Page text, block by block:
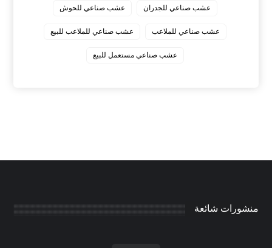
عشب صناعي للجدران عشب صناعي للحوش
عشب صناعي للملاعب عشب صناعي للملاعب للبيع
عشب صناعي مستعمل للبيع
منشورات شائعة